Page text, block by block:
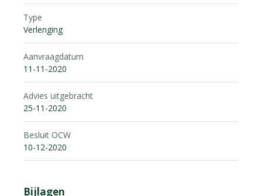
Type
Verlenging
Aanvraagdatum
11-11-2020
Advies uitgebracht
25-11-2020
Besluit OCW
10-12-2020
Bijlagen